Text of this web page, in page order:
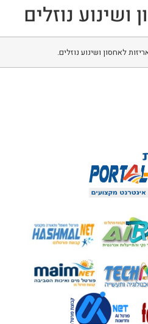
נוזלים
לאחסון ושינוע נוזלים.